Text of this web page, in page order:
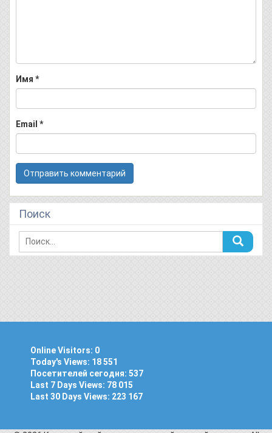
Имя *
Email *
Поиск
Online Visitors: 0
Today's Views: 18 551
Посетителей сегодня: 537
Last 7 Days Views: 78 015
Last 30 Days Views: 223 167